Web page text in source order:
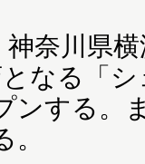
奈川県
なる「
ンする。